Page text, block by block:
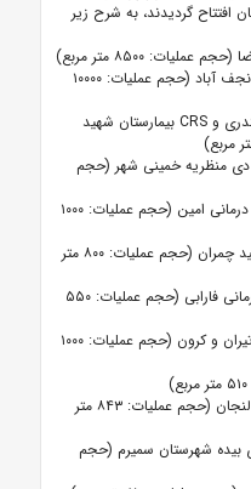
گردیدند، به شرح زیر
۸۵۰۰ متر مربع)
- توسعه بیمارستان شهید محمد منتظری نجف آباد (حجم عملیات: ۱۰۰۰۰
- بازسازی اتاق های عمل، CCU و ICU، لندری و CRS بیمارستان شهید
و توسعه اورژانس بیمارستان ۹ دی منظریه خمینی شهر (حجم
- بازسازی بخش روانپزشکی مرکز آموزشی درمانی امین (حجم عملیات: ۱۰۰۰
- بازسازی NICU مرکز آموزشی درمانی شهید چمران (حجم عملیات: ۸۰۰ متر
- احداث بخش ویژه ICU مرکز آموزشی درمانی فارابی (حجم عملیات: ۵۵۰
- احداث مرکز سلامت تیران و آزمایشگاه تیران و کرون (حجم عملیات: ۱۰۰۰
- تکمیل مرکز سلامت چمگردان شهرستان لنجان (حجم عملیات: ۸۴۳ متر
۱۱۵ و مهمانسرای بیده شهرستان سمیرم (حجم